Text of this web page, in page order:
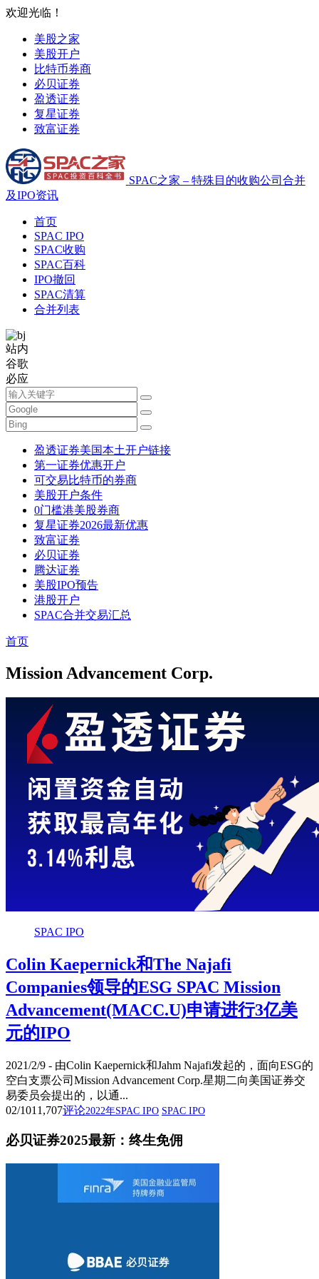
欢迎光临！
美股之家
美股开户
比特币券商
必贝证券
盈透证券
复星证券
致富证券
SPAC之家 – 特殊目的收购公司合并
及IPO资讯
首页
SPAC IPO
SPAC收购
SPAC百科
IPO撤回
SPAC清算
合并列表
站内
谷歌
必应
盈透证券美国本土开户链接
第一证券优惠开户
可交易比特币的券商
美股开户条件
0门槛港美股券商
复星证券2026最新优惠
致富证券
必贝证券
腾达证券
美股IPO预告
港股开户
SPAC合并交易汇总
首页
Mission Advancement Corp.
SPAC IPO
Colin Kaepernick和The Najafi
Companies领导的ESG SPAC Mission
Advancement(MACC.U)申请进行3亿美
元的IPO
2021/2/9 - 由Colin Kaepernick和Jahm Najafi发起的，面向ESG的
空白支票公司Mission Advancement Corp.星期二向美国证券交
易委员会提出的，以通...
02/1011,707评论2022年SPAC IPO SPAC IPO
必贝证券2025最新：终生免佣